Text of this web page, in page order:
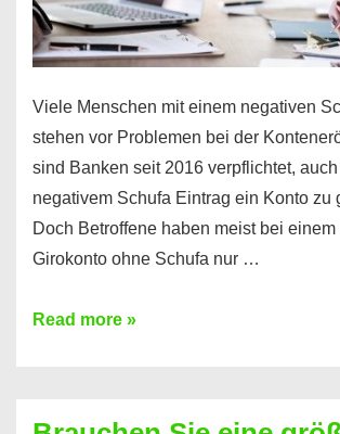
Viele Menschen mit einem negativen
stehen vor Problemen bei der
sind Banken seit 2016 verpflichtet,
negativem Schufa Eintrag ein Konto zu
Doch Betroffene haben meist bei einem
Girokonto ohne Schufa nur …
Günstiges
Read more »